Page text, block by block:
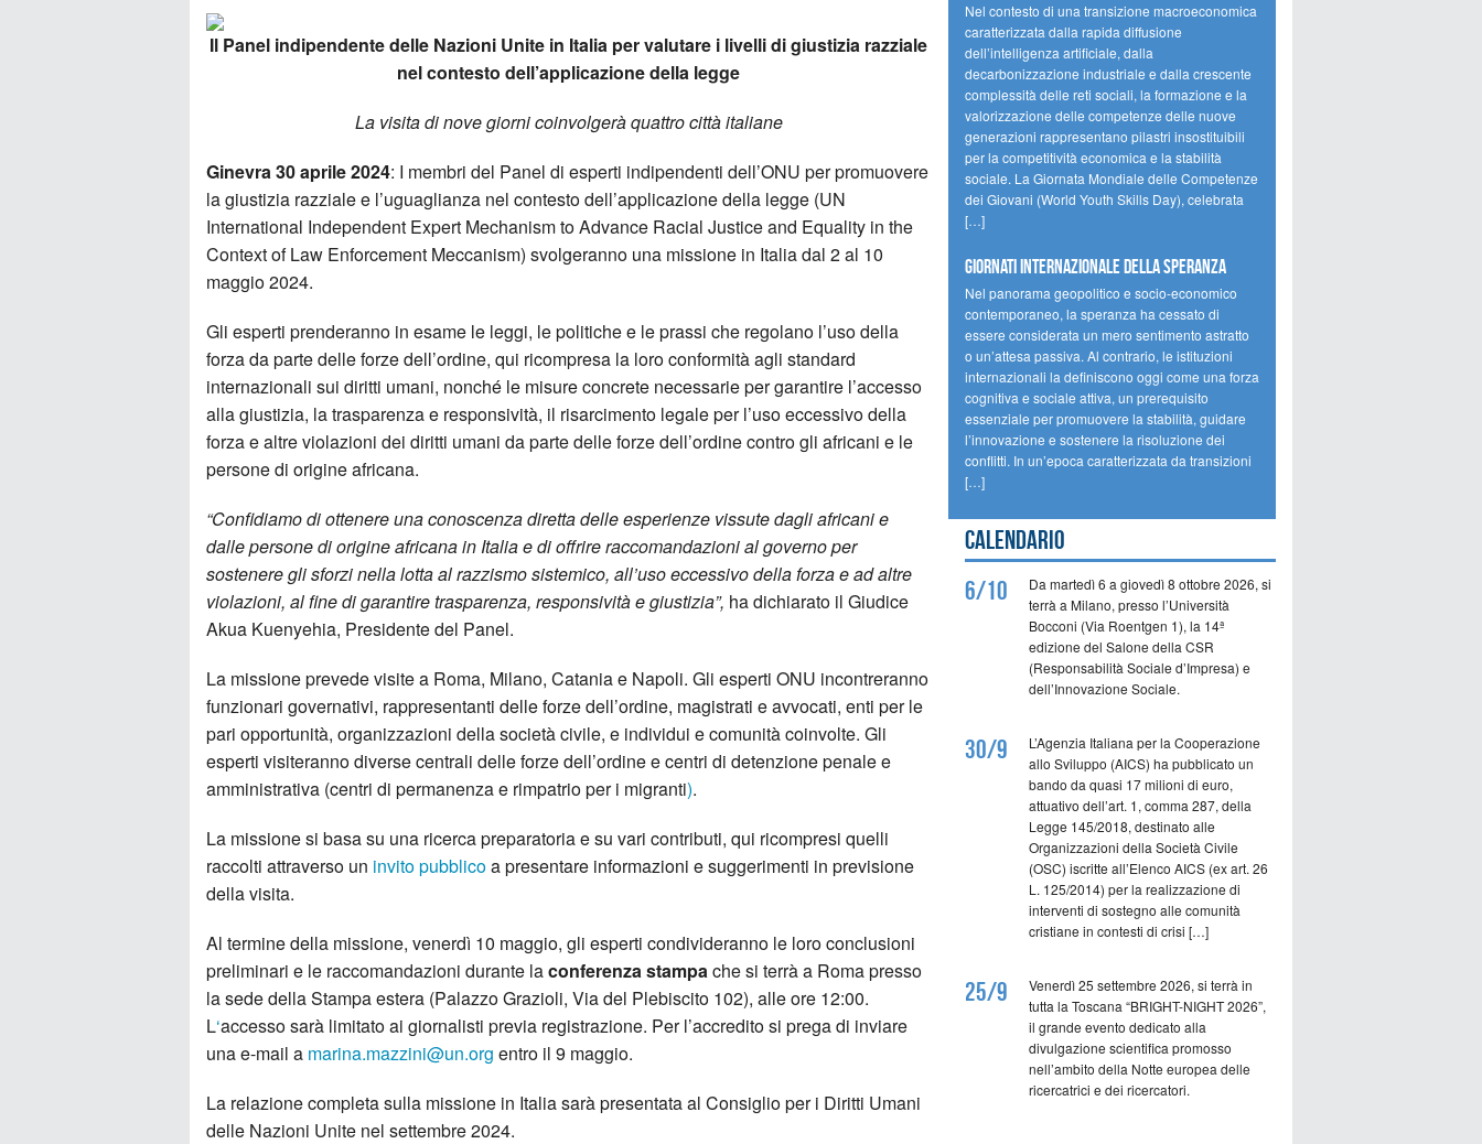
Il Panel indipendente delle Nazioni Unite in Italia per valutare i livelli di giustizia razziale
nel contesto dell’applicazione della legge
La visita di nove giorni coinvolgerà quattro città italiane
Ginevra 30 aprile 2024: I membri del Panel di esperti indipendenti dell’ONU per promuovere
la giustizia razziale e l’uguaglianza nel contesto dell’applicazione della legge (UN
International Independent Expert Mechanism to Advance Racial Justice and Equality in the
Context of Law Enforcement Meccanism) svolgeranno una missione in Italia dal 2 al 10
maggio 2024.
Gli esperti prenderanno in esame le leggi, le politiche e le prassi che regolano l’uso della
forza da parte delle forze dell’ordine, qui ricompresa la loro conformità agli standard
internazionali sui diritti umani, nonché le misure concrete necessarie per garantire l’accesso
alla giustizia, la trasparenza e responsività, il risarcimento legale per l’uso eccessivo della
forza e altre violazioni dei diritti umani da parte delle forze dell’ordine contro gli africani e le
persone di origine africana.
“Confidiamo di ottenere una conoscenza diretta delle esperienze vissute dagli africani e
dalle persone di origine africana in Italia e di offrire raccomandazioni al governo per
sostenere gli sforzi nella lotta al razzismo sistemico, all’uso eccessivo della forza e ad altre
violazioni, al fine di garantire trasparenza, responsività e giustizia”, ha dichiarato il Giudice
Akua Kuenyehia, Presidente del Panel.
La missione prevede visite a Roma, Milano, Catania e Napoli. Gli esperti ONU incontreranno
funzionari governativi, rappresentanti delle forze dell’ordine, magistrati e avvocati, enti per le
pari opportunità, organizzazioni della società civile, e individui e comunità coinvolte. Gli
esperti visiteranno diverse centrali delle forze dell’ordine e centri di detenzione penale e
amministrativa (centri di permanenza e rimpatrio per i migranti).
La missione si basa su una ricerca preparatoria e su vari contributi, qui ricompresi quelli
raccolti attraverso un invito pubblicoa presentare informazioni e suggerimenti in previsione
della visita.
Al termine della missione, venerdì 10 maggio, gli esperti condivideranno le loro conclusioni
preliminari e le raccomandazioni durante laconferenza stampache si terrà a Roma presso
la sede della Stampa estera (Palazzo Grazioli, Via del Plebiscito 102), alle ore 12:00.
L‘accesso sarà limitato ai giornalisti previa registrazione. Per l’accredito si prega di inviare
una e-mail a marina.mazzini@un.org entro il 9 maggio.
La relazione completa sulla missione in Italia sarà presentata al Consiglio per i Diritti Umani
delle Nazioni Unite nel settembre 2024.
Nel contesto di una transizione macroeconomica
caratterizzata dalla rapida diffusione
dell’intelligenza artificiale, dalla
decarbonizzazione industriale e dalla crescente
complessità delle reti sociali, la formazione e la
valorizzazione delle competenze delle nuove
generazioni rappresentano pilastri insostituibili
per la competitività economica e la stabilità
sociale. La Giornata Mondiale delle Competenze
dei Giovani (World Youth Skills Day), celebrata
[…]
GIORNATI INTERNAZIONALE DELLA SPERANZA
Nel panorama geopolitico e socio-economico
contemporaneo, la speranza ha cessato di
essere considerata un mero sentimento astratto
o un’attesa passiva. Al contrario, le istituzioni
internazionali la definiscono oggi come una forza
cognitiva e sociale attiva, un prerequisito
essenziale per promuovere la stabilità, guidare
l’innovazione e sostenere la risoluzione dei
conflitti. In un’epoca caratterizzata da transizioni
[…]
Calendario
6/10
Da martedì 6 a giovedì 8 ottobre 2026, si
terrà a Milano, presso l’Università
Bocconi (Via Roentgen 1), la 14ª
edizione del Salone della CSR
(Responsabilità Sociale d’Impresa) e
dell’Innovazione Sociale.
30/9
L’Agenzia Italiana per la Cooperazione
allo Sviluppo (AICS) ha pubblicato un
bando da quasi 17 milioni di euro,
attuativo dell’art. 1, comma 287, della
Legge 145/2018, destinato alle
Organizzazioni della Società Civile
(OSC) iscritte all’Elenco AICS (ex art. 26
L. 125/2014) per la realizzazione di
interventi di sostegno alle comunità
cristiane in contesti di crisi […]
25/9
Venerdì 25 settembre 2026, si terrà in
tutta la Toscana “BRIGHT-NIGHT 2026”,
il grande evento dedicato alla
divulgazione scientifica promosso
nell’ambito della Notte europea delle
ricercatrici e dei ricercatori.